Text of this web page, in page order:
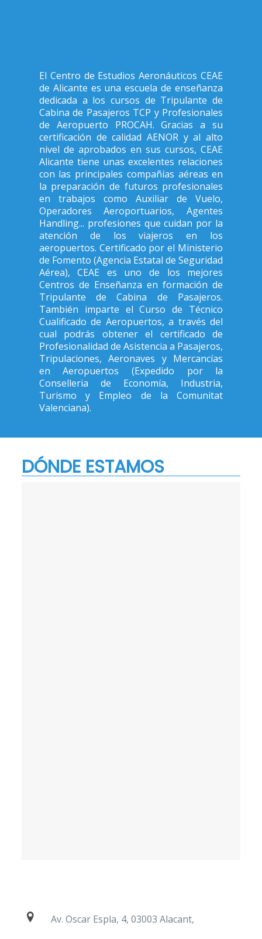
El Centro de Estudios Aeronáuticos CEAE
de Alicante es una escuela de enseñanza
dedicada a los cursos de Tripulante de
Cabina de Pasajeros TCP y Profesionales
de Aeropuerto PROCAH. Gracias a su
certificación de calidad AENOR y al alto
nivel de aprobados en sus cursos, CEAE
Alicante tiene unas excelentes relaciones
con las principales compañías aéreas en
la preparación de futuros profesionales
en trabajos como Auxiliar de Vuelo,
Operadores Aeroportuarios, Agentes
Handling... profesiones que cuidan por la
atención de los viajeros en los
aeropuertos. Certificado por el Ministerio
de Fomento (Agencia Estatal de Seguridad
Aérea), CEAE es uno de los mejores
Centros de Enseñanza en formación de
Tripulante de Cabina de Pasajeros.
También imparte el Curso de Técnico
Cualificado de Aeropuertos, a través del
cual podrás obtener el certificado de
Profesionalidad de Asistencia a Pasajeros,
Tripulaciones, Aeronaves y Mercancías
en Aeropuertos (Expedido por la
Conselleria de Economía, Industria,
Turismo y Empleo de la Comunitat
Valenciana).
DÓNDE ESTAMOS
Av. Oscar Espla, 4, 03003 Alacant,